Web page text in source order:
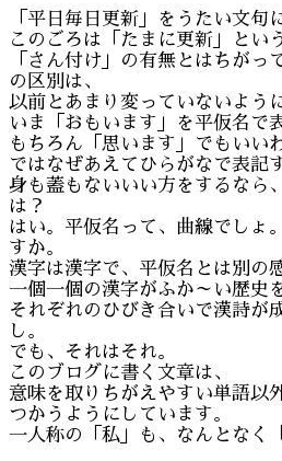
「平日毎日更新」をうたい文句
このごろは「たまに更新」とい
「さん付け」の有無とはちがっ
の区別は、
以前とあまり変っていないよう
いま「おもいます」を平仮名で
もちろん「思います」でもいい
ではなぜあえてひらがなで表記
身も蓋もないいい方をするなら
は？
はい。平仮名って、曲線でしょ
すか。
漢字は漢字で、平仮名とは別の
一個一個の漢字がふか～い歴史
それぞれのひびき合いで漢詩が
し。
でも、それはそれ。
このブログに書く文章は、
意味を取りちがえやすい単語以
つかうようにしています。
一人称の「私」も、なんとなく